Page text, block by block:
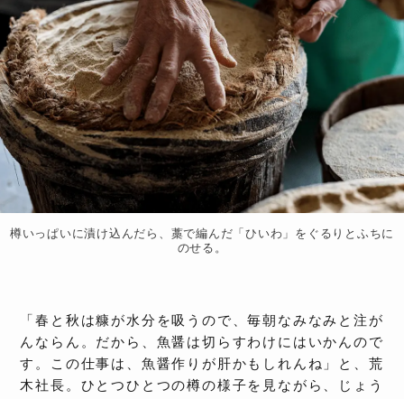
樽いっぱいに漬け込んだら、藁で編んだ「ひいわ」をぐるりとふちに
のせる。
「春と秋は糠が水分を吸うので、毎朝なみなみと注が
んならん。だから、魚醤は切らすわけにはいかんので
す。この仕事は、魚醤作りが肝かもしれんね」と、荒
木社長。ひとつひとつの樽の様子を見ながら、じょう